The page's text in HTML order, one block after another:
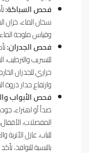
فحص السباكة:
سخان الماء، خزان
وقياس ملوحة
فحص الجدران:
للتسريب
حراري للجدران
وارتفاع جدار
فحص الأبواب
صدأ أو اهتراء،
المفصلات،
للباب، عازل الأتربة
بالنسبة للنوافذ،